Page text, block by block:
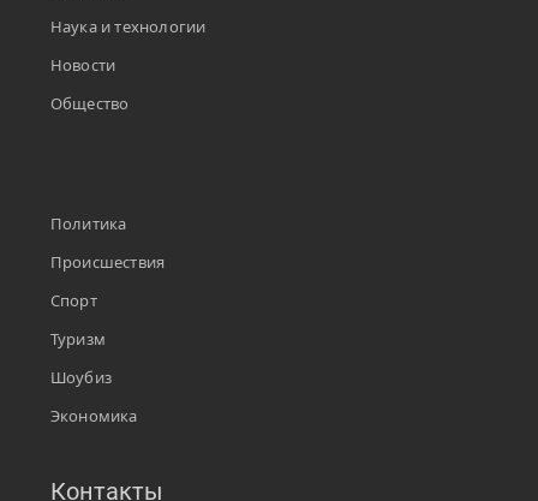
Наука и технологии
Новости
Общество
Политика
Происшествия
Спорт
Туризм
Шоубиз
Экономика
Контакты